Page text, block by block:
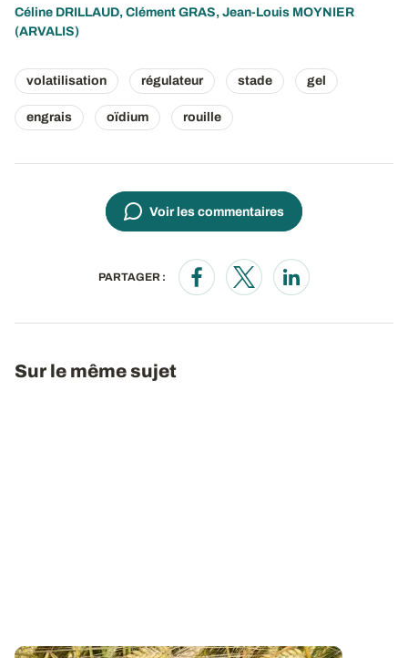
Céline DRILLAUD, Clément GRAS, Jean-Louis MOYNIER
(ARVALIS)
volatilisation régulateur stade gel
engrais oïdium rouille
Voir les commentaires
PARTAGER :
Opens in a new window
Opens in a new window
Opens in a new
Sur le même sujet